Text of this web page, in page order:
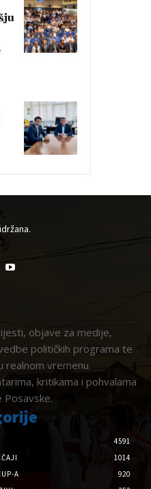
objave za medije,
političkih programa te
realnom vremenu.
kritikama i pohvalama
Posavske.
4591
1014
A
920